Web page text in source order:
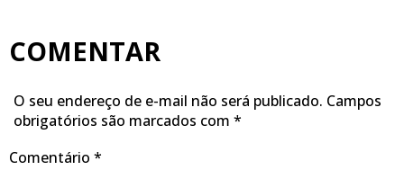
COMENTAR
O seu endereço de e-mail não será publicado. Campos
obrigatórios são marcados com *
Comentário *